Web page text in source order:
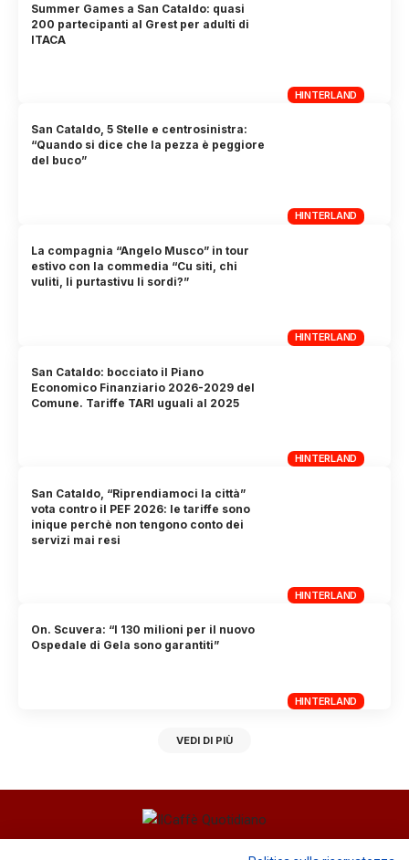
HINTERLAND
Summer Games a San Cataldo: quasi
200 partecipanti al Grest per adulti di
ITACA
HINTERLAND
San Cataldo, 5 Stelle e centrosinistra:
“Quando si dice che la pezza è peggiore
del buco”
HINTERLAND
La compagnia “Angelo Musco” in tour
estivo con la commedia “Cu siti, chi
vuliti, li purtastivu li sordi?”
HINTERLAND
San Cataldo: bocciato il Piano
Economico Finanziario 2026-2029 del
Comune. Tariffe TARI uguali al 2025
HINTERLAND
San Cataldo, “Riprendiamoci la città”
vota contro il PEF 2026: le tariffe sono
inique perchè non tengono conto dei
servizi mai resi
HINTERLAND
On. Scuvera: “I 130 milioni per il nuovo
Ospedale di Gela sono garantiti”
VEDI DI PIÙ